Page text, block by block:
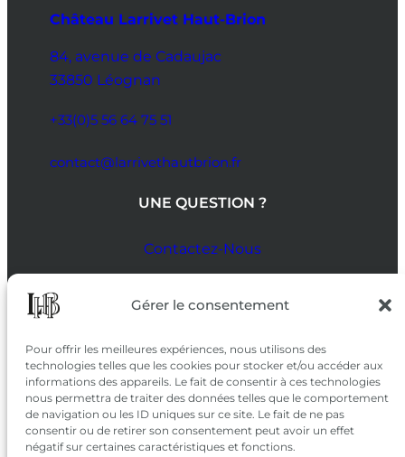
Gérer le consentement
Pour offrir les meilleures expériences, nous utilisons des
technologies telles que les cookies pour stocker et/ou accéder aux
informations des appareils. Le fait de consentir à ces technologies
nous permettra de traiter des données telles que le comportement
de navigation ou les ID uniques sur ce site. Le fait de ne pas
consentir ou de retirer son consentement peut avoir un effet
négatif sur certaines caractéristiques et fonctions.
Château Larrivet Haut-Brion
84, avenue de Cadaujac
33850 Léognan
+33(0)5 56 64 75 51
contact@larrivethautbrion.fr
UNE QUESTION ?
Contactez-Nous
SUIVEZ-NOUS
SUR LES RÉSEAUX